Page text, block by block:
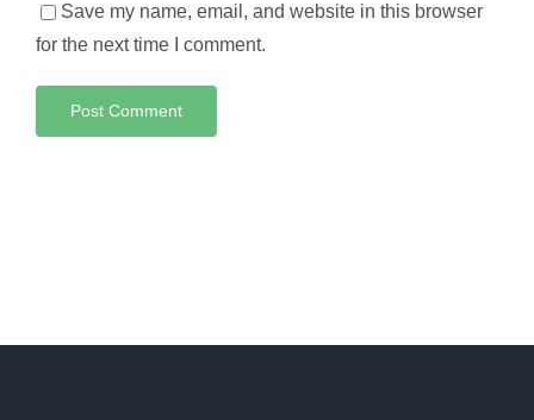
Save my name, email, and website in this browser
for the next time I comment.